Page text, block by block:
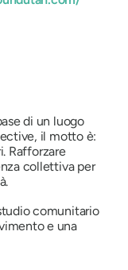
di un luogo
il motto è:
Rafforzare
collettiva per
comunitario
e una